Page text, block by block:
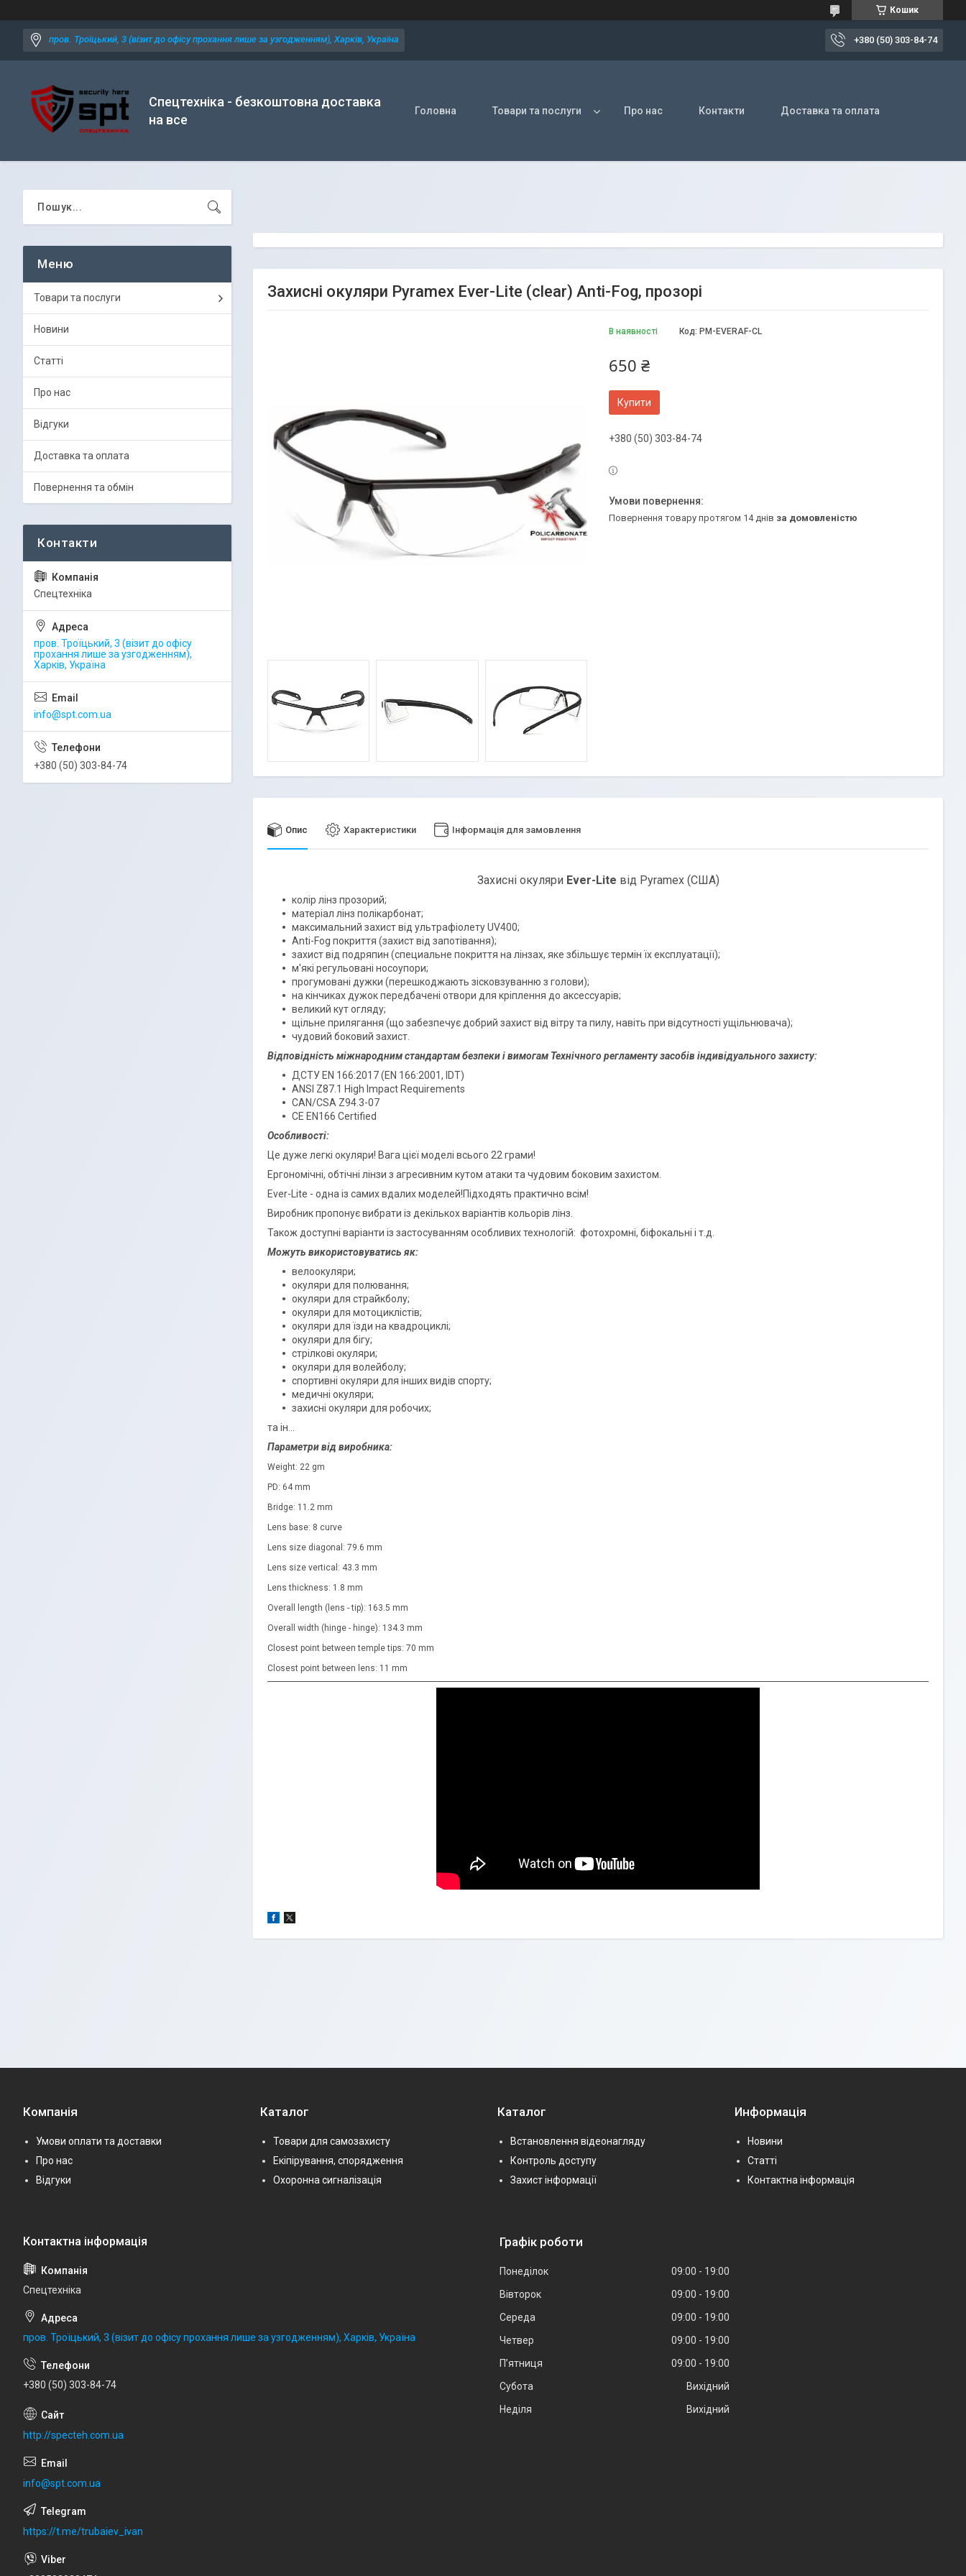
Кошик
пров. Троїцький, 3 (візит до офісу прохання лише за узгодженням), Харків, Україна +380 (50) 303-84-74
Спецтехніка - безкоштовна доставка
на все
Головна Товари та послуги Про нас Контакти Доставка та оплата
Захисні окуляри Pyramex Ever-Lite (clear) Anti-Fog, прозорі
В наявності Код: PM-EVERAF-CL
650 ₴
Купити
+380 (50) 303-84-74
повернення товару протягом 14 днів за домовленістю
Опис Характеристики Інформація для замовлення
Захисні окуляри Ever-Lite від Pyramex (США)
колір лінз прозорий;
матеріал лінз полікарбонат;
максимальний захист від ультрафіолету UV400;
Anti-Fog покриття (захист від запотівання);
захист від подряпин (специальне покриття на лінзах, яке збільшує термін їх експлуатації);
м'які регульовані носоупори;
прогумовані дужки (перешкоджають зісковзуванню з голови);
на кінчиках дужок передбачені отвори для кріплення до аксессуарів;
великий кут огляду;
щільне прилягання (що забезпечує добрий захист від вітру та пилу, навіть при відсутності ущільнювача);
чудовий боковий захист.
Відповідність міжнародним стандартам безпеки і вимогам Технічного регламенту засобів індивідуального захисту:
ДСТУ EN 166:2017 (EN 166:2001, IDT)
ANSI Z87.1 High Impact Requirements
CAN/CSA Z94.3-07
CE EN166 Certified
Особливості:
Це дуже легкі окуляри! Вага цієї моделі всього 22 грами!
Ергономічні, обтічні лінзи з агресивним кутом атаки та чудовим боковим захистом.
Ever-Lite - одна із самих вдалих моделей!Підходять практично всім!
Виробник пропонує вибрати із декількох варіантів кольорів лінз.
Також доступні варіанти із застосуванням особливих технологій: фотохромні, біфокальні і т.д.
Можуть використовуватись як:
велоокуляри;
окуляри для полювання;
окуляри для страйкболу;
окуляри для мотоциклістів;
окуляри для їзди на квадроциклі;
окуляри для бігу;
стрілкові окуляри;
окуляри для волейболу;
спортивні окуляри для інших видів спорту;
медичні окуляри;
захисні окуляри для робочих;
та ін...
Параметри від виробника:
Weight: 22 gm
PD: 64 mm
Bridge: 11.2 mm
Lens base: 8 curve
Lens size diagonal: 79.6 mm
Lens size vertical: 43.3 mm
Lens thickness: 1.8 mm
Overall length (lens - tip): 163.5 mm
Overall width (hinge - hinge): 134.3 mm
Closest point between temple tips: 70 mm
Closest point between lens: 11 mm
Товари та послуги
Новини
Статті
Про нас
Відгуки
Доставка та оплата
Повернення та обмін
Спецтехніка
пров. Троїцький, 3 (візит до офісу
прохання лише за узгодженням),
Харків, Україна
info@spt.com.ua
+380 (50) 303-84-74
Компанія
Умови оплати та доставки
Про нас
Відгуки
Каталог
Товари для самозахисту
Екіпірування, спорядження
Охоронна сигналізація
Каталог
Встановлення відеонагляду
Контроль доступу
Захист інформації
Информація
Новини
Статті
Контактна інформація
Спецтехніка
пров. Троїцький, 3 (візит до офісу прохання лише за узгодженням), Харків, Україна
+380 (50) 303-84-74
http://specteh.com.ua
info@spt.com.ua
https://t.me/trubaiev_ivan
Графік роботи
Понеділок 09:00
19:00
Вівторок
09:00
19:00
Середа
09:00
19:00
Четвер
09:00
19:00
Пʼятниця
09:00
19:00
Субота
Вихідний
Неділя
Вихідний